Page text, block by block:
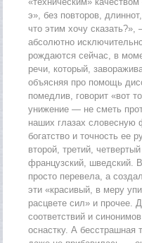
э», без повторов,
что этим хочу
абсолютно
рождаются сейчас, в
речи, который,
объясняя про помощь
помедлив, говорит «вот
унижение — не сметь
наших глазах словесную
богатство и точность ее
второй, третий,
французский, шведский.
просто перевела, а
эти «красивый, в меру
расцвете сил» и прочее.
соответствий и
оснастку. А бесстрашная